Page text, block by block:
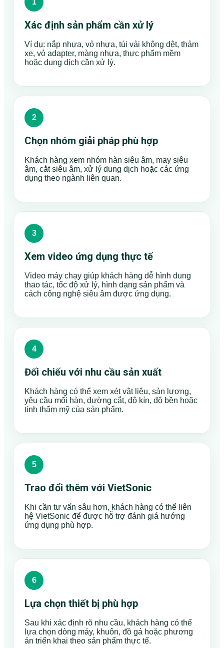
Xác định sản phẩm cần xử lý
Ví dụ: nắp nhựa, vỏ nhựa, túi vải không dệt, thảm
xe, vỏ adapter, màng nhựa, thực phẩm mềm
hoặc dung dịch cần xử lý.
Chọn nhóm giải pháp phù hợp
Khách hàng xem nhóm hàn siêu âm, may siêu
âm, cắt siêu âm, xử lý dung dịch hoặc các ứng
dụng theo ngành liên quan.
Xem video ứng dụng thực tế
Video máy chạy giúp khách hàng dễ hình dung
thao tác, tốc độ xử lý, hình dạng sản phẩm và
cách công nghệ siêu âm được ứng dụng.
Đối chiếu với nhu cầu sản xuất
Khách hàng có thể xem xét vật liệu, sản lượng,
yêu cầu mối hàn, đường cắt, độ kín, độ bền hoặc
tính thẩm mỹ của sản phẩm.
Trao đổi thêm với VietSonic
Khi cần tư vấn sâu hơn, khách hàng có thể liên
hệ VietSonic để được hỗ trợ đánh giá hướng
ứng dụng phù hợp.
Lựa chọn thiết bị phù hợp
Sau khi xác định rõ nhu cầu, khách hàng có thể
lựa chọn dòng máy, khuôn, đồ gá hoặc phương
án triển khai theo sản phẩm thực tế.